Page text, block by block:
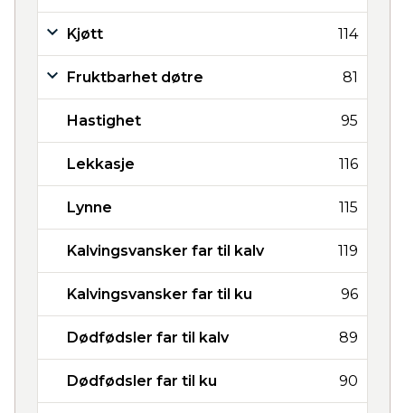
Kjøtt 114
Fruktbarhet døtre 81
Hastighet 95
Lekkasje 116
Lynne 115
Kalvingsvansker far til kalv 119
Kalvingsvansker far til ku 96
Dødfødsler far til kalv 89
Dødfødsler far til ku 90